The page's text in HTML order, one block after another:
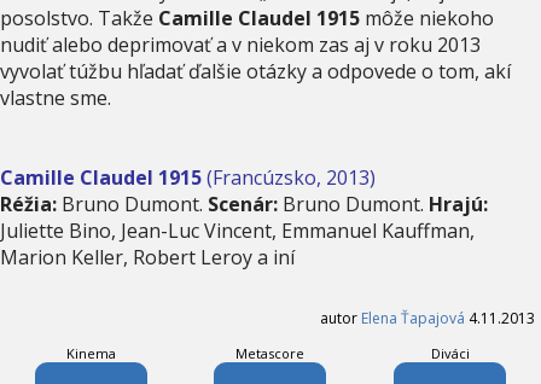
posolstvo. Takže Camille Claudel 1915 môže niekoho
nudiť alebo deprimovať a v niekom zas aj v roku 2013
vyvolať túžbu hľadať ďalšie otázky a odpovede o tom, akí
vlastne sme.
Camille Claudel 1915(Francúzsko, 2013)
Réžia: Bruno Dumont. Scenár: Bruno Dumont. Hrajú:
Juliette Bino, Jean-Luc Vincent, Emmanuel Kauffman,
Marion Keller, Robert Leroy a iní
autor Elena Ťapajová 4.11.2013
Kinema Metascore Diváci